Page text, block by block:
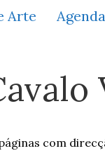
Arte Agenda
com